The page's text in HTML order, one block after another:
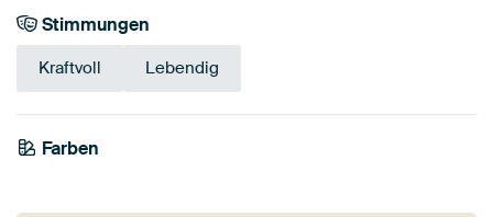
Stimmungen
Kraftvoll Lebendig
Farben
Gelb
Bordeaux
Grün